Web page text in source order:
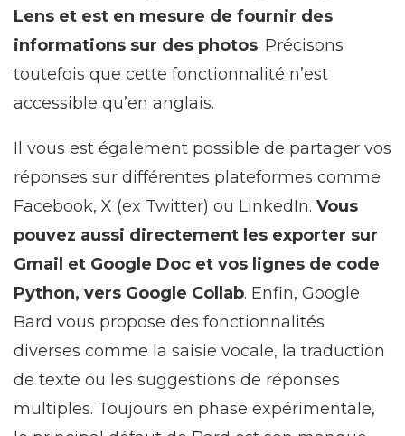
Lens et est en mesure de fournir des
informations sur des photos. Précisons
toutefois que cette fonctionnalité n’est
accessible qu’en anglais.
Il vous est également possible de partager vos
réponses sur différentes plateformes comme
Facebook, X (ex Twitter) ou LinkedIn. Vous
pouvez aussi directement les exporter sur
Gmail et Google Doc et vos lignes de code
Python, vers Google Collab. Enfin, Google
Bard vous propose des fonctionnalités
diverses comme la saisie vocale, la traduction
de texte ou les suggestions de réponses
multiples. Toujours en phase expérimentale,